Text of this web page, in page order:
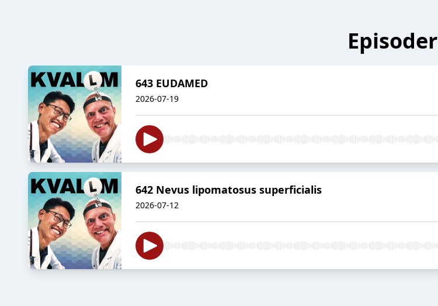
Episoder
643 EUDAMED
2026-07-19
642 Nevus lipomatosus superficialis
2026-07-12